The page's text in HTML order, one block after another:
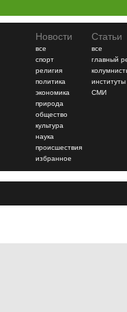
Новости
все
спорт
религия
политика
экономика
природа
общество
культура
наука
происшествия
избранное
Статьи
все
главный
институты
СМИ